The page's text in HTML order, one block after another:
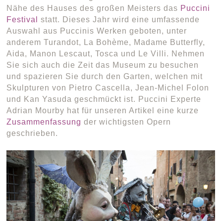
Nähe des Hauses des großen Meisters das Puccini
Festival
statt. Dieses Jahr wird eine umfassende
Auswahl aus Puccinis Werken geboten, unter
anderem Turandot, La Bohème, Madame Butterfly,
Aida, Manon Lescaut, Tosca und Le Villi. Nehmen
Sie sich auch die Zeit das Museum zu besuchen
und spazieren Sie durch den Garten, welchen mit
Skulpturen von Pietro Cascella, Jean-Michel Folon
und Kan Yasuda geschmückt ist. Puccini Experte
Adrian Mourby hat für unseren Artikel eine kurze
Zusammenfassung der wichtigsten Opern
geschrieben.